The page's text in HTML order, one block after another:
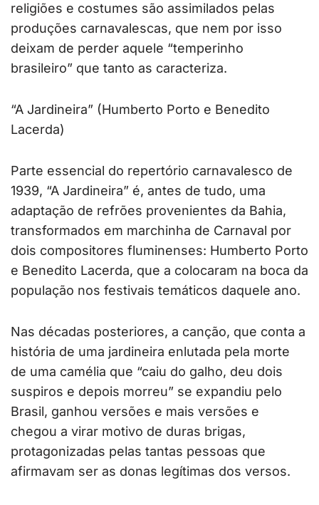
religiões e costumes são assimilados pelas
produções carnavalescas, que nem por isso
deixam de perder aquele “temperinho
brasileiro” que tanto as caracteriza.
“A Jardineira” (Humberto Porto e Benedito
Lacerda)
Parte essencial do repertório carnavalesco de
1939, “A Jardineira” é, antes de tudo, uma
adaptação de refrões provenientes da Bahia,
transformados em marchinha de Carnaval por
dois compositores fluminenses: Humberto Porto
e Benedito Lacerda, que a colocaram na boca da
população nos festivais temáticos daquele ano.
Nas décadas posteriores, a canção, que conta a
história de uma jardineira enlutada pela morte
de uma camélia que “caiu do galho, deu dois
suspiros e depois morreu” se expandiu pelo
Brasil, ganhou versões e mais versões e
chegou a virar motivo de duras brigas,
protagonizadas pelas tantas pessoas que
afirmavam ser as donas legítimas dos versos.